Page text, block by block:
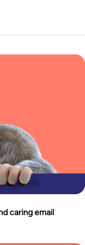
caring email